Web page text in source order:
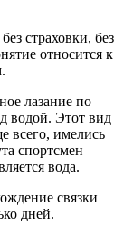
страховки, без
относится к
лазание по
водой. Этот вид
всего, имелись
спортсмен
вода.
связки
дней.